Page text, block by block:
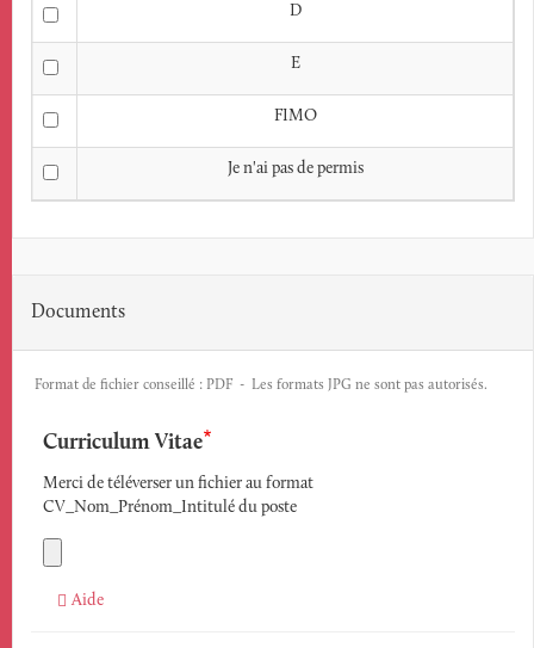
D
E
FIMO
Je n'ai pas de permis
Documents
Format de fichier conseillé : PDF - Les formats JPG ne sont pas autorisés.
Curriculum Vitae
Merci de téléverser un fichier au format
CV_Nom_Prénom_Intitulé du poste
Aide